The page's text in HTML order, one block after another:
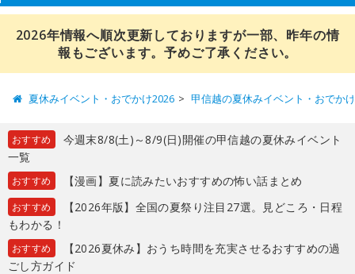
2026年情報へ順次更新しておりますが一部、昨年の情
報もございます。予めご了承ください。
夏休みイベント・おでかけ2026 甲信越の夏休みイベント・おでか
おすすめ
今週末8/8(土)～8/9(日)開催の甲信越の夏休みイベント
一覧
おすすめ 【漫画】夏に読みたいおすすめの怖い話まとめ
おすすめ
【2026年版】全国の夏祭り注目27選。見どころ・日程
もわかる！
おすすめ
【2026夏休み】おうち時間を充実させるおすすめの過
ごし方ガイド